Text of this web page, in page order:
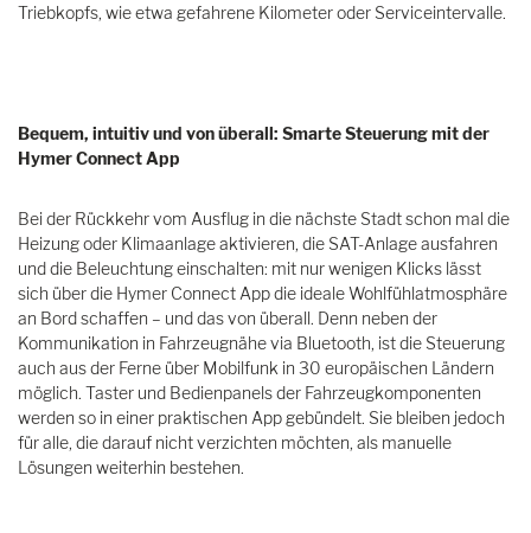
Triebkopfs, wie etwa gefahrene Kilometer oder Serviceintervalle.
Bequem, intuitiv und von überall: Smarte Steuerung mit der
Hymer Connect App
Bei der Rückkehr vom Ausflug in die nächste Stadt schon mal die
Heizung oder Klimaanlage aktivieren, die SAT-Anlage ausfahren
und die Beleuchtung einschalten: mit nur wenigen Klicks lässt
sich über die Hymer Connect App die ideale Wohlfühlatmosphäre
an Bord schaffen – und das von überall. Denn neben der
Kommunikation in Fahrzeugnähe via Bluetooth, ist die Steuerung
auch aus der Ferne über Mobilfunk in 30 europäischen Ländern
möglich. Taster und Bedienpanels der Fahrzeugkomponenten
werden so in einer praktischen App gebündelt. Sie bleiben jedoch
für alle, die darauf nicht verzichten möchten, als manuelle
Lösungen weiterhin bestehen.